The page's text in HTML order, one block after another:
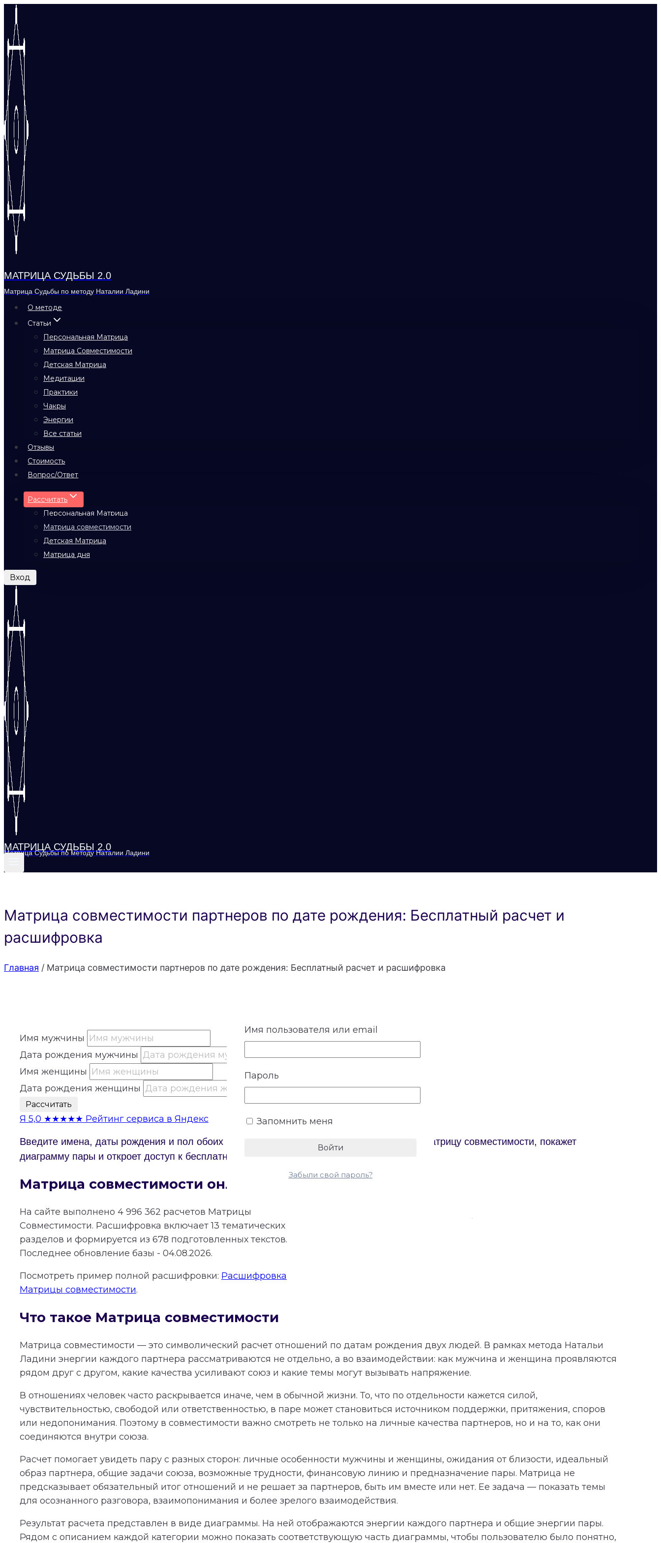
Перейти
содержимому
МАТРИЦА СУДЬБЫ 2.0
Матрица Судьбы по методу Наталии Ладини
О методе
Статьи
Персональная Матрица
Матрица Совместимости
Детская Матрица
Медитации
Практики
Чакры
Энергии
Все статьи
Отзывы
Стоимость
Вопрос/Ответ
Рассчитать
Персональная Матрица
Матрица совместимости
Детская Матрица
Матрица дня
Вход
МАТРИЦА СУДЬБЫ 2.0
Матрица Судьбы по методу Наталии Ладини
Матрица совместимости партнеров по дате рождения: Бесплатный расчет и
расшифровка
Главная / Матрица совместимости партнеров по дате рождения: Бесплатный расчет и расшифровка
Имя мужчины
Дата рождения мужчины
Имя женщины
Дата рождения женщины
Рассчитать
Я 5,0 ★★★★★ Рейтинг сервиса в Яндекс
Введите имена, даты рождения и пол обоих партнеров. Онлайн-калькулятор построит Матрицу совместимости, покажет
диаграмму пары и откроет доступ к бесплатному расчету основных энергий отношений.
Матрица совместимости онлайн
На сайте выполнено 4 996 362 расчетов Матрицы
Совместимости. Расшифровка включает13 тематических
разделов и формируется из 678 подготовленных текстов.
Последнее обновление базы - 04.08.2026.
Посмотреть пример полной расшифровки: Расшифровка
Матрицы совместимости.
Что такое Матрица совместимости
Матрица совместимости — это символический расчет отношений по датам рождения двух людей. В рамках метода Натальи
Ладини энергии каждого партнера рассматриваются не отдельно, а во взаимодействии: как мужчина и женщина проявляются
рядом друг с другом, какие качества усиливают союз и какие темы могут вызывать напряжение.
В отношениях человек часто раскрывается иначе, чем в обычной жизни. То, что по отдельности кажется силой,
чувствительностью, свободой или ответственностью, в паре может становиться источником поддержки, притяжения, споров
или недопонимания. Поэтому в совместимости важно смотреть не только на личные качества партнеров, но и на то, как они
соединяются внутри союза.
Расчет помогает увидеть пару с разных сторон: личные особенности мужчины и женщины, ожидания от близости, идеальный
образ партнера, общие задачи союза, возможные трудности, финансовую линию и предназначение пары. Матрица не
предсказывает обязательный итог отношений и не решает за партнеров, быть им вместе или нет. Ее задача — показать темы
для осознанного разговора, взаимопонимания и более зрелого взаимодействия.
Результат расчета представлен в виде диаграммы. На ней отображаются энергии каждого партнера и общие энергии пары.
Рядом с описанием каждой категории можно показать соответствующую часть диаграммы, чтобы пользователю было понятно,
Имя пользователя или email
Пароль
Запомнить меня
Забыли свой пароль?